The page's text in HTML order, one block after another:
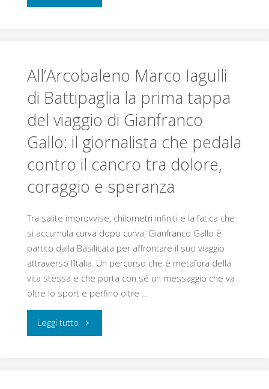
di
all’iniziativa
dell’Arcobaleno
Marco
Iagulli
alla
Caserma
Pasubio
di
Persano"
di
sorrisi
e
leggerezza
per
bambini
e
le
mamme"
All’Arcobaleno Marco Iagulli
di Battipaglia la prima tappa
del viaggio di Gianfranco
Gallo: il giornalista che pedala
contro il cancro tra dolore,
coraggio e speranza
Tra salite improvvise, chilometri infiniti e la fatica che
si accumula curva dopo curva, Gianfranco Gallo è
partito dalla Basilicata per affrontare il suo viaggio
attraverso l’Italia. Un percorso che è metafora della
vita stessa e che porta con sé un messaggio che va
oltre lo sport e perfino oltre …
Leggi tutto "All’Arcobaleno